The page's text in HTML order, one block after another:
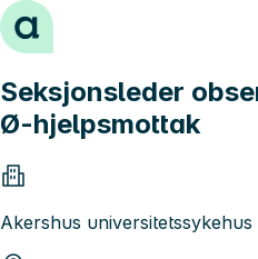
Hopp til innhold
Seksjonsleder
Ø-hjelpsmottak
Akershus universitetssykehus